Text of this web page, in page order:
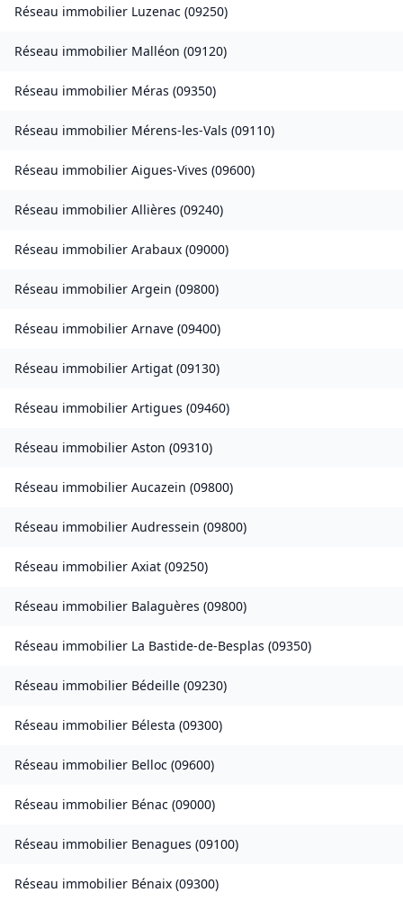
Réseau immobilier Luzenac (09250)
Réseau immobilier Malléon (09120)
Réseau immobilier Méras (09350)
Réseau immobilier Mérens-les-Vals (09110)
Réseau immobilier Aigues-Vives (09600)
Réseau immobilier Allières (09240)
Réseau immobilier Arabaux (09000)
Réseau immobilier Argein (09800)
Réseau immobilier Arnave (09400)
Réseau immobilier Artigat (09130)
Réseau immobilier Artigues (09460)
Réseau immobilier Aston (09310)
Réseau immobilier Aucazein (09800)
Réseau immobilier Audressein (09800)
Réseau immobilier Axiat (09250)
Réseau immobilier Balaguères (09800)
Réseau immobilier La Bastide-de-Besplas (09350)
Réseau immobilier Bédeille (09230)
Réseau immobilier Bélesta (09300)
Réseau immobilier Belloc (09600)
Réseau immobilier Bénac (09000)
Réseau immobilier Benagues (09100)
Réseau immobilier Bénaix (09300)